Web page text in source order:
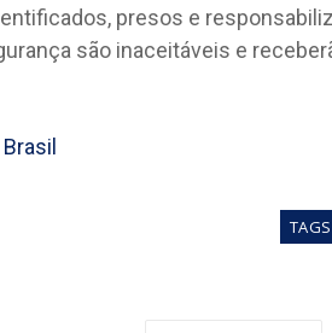
presos e
são inaceitáveis e
TAGS